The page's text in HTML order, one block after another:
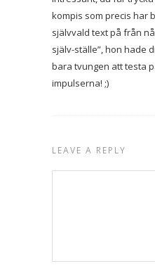
kompis som precis har
självvald text på från
själv-ställe”, hon hade
bara tvungen att testa
impulserna! ;)
LEAVE A REPLY